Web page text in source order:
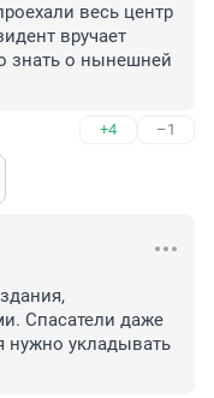
весь центр
вручает
знать о нынешней
+4 –1
Спасатели даже
нужно укладывать